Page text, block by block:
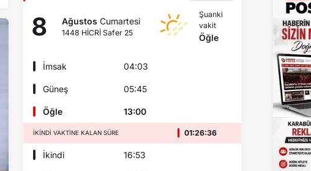
8 Ağustos Cumartesi
1448 HİCRİ Safer 25
Şuanki
vakit
Öğle
İmsak 04:03
Güneş 05:45
Öğle 13:00
İKINDI VAKTINE KALAN SÜRE 01:26:35
İkindi 16:53